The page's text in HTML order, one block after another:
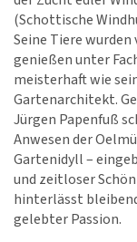
(Schottische
Seine Tiere
genießen unter
meisterhaft wie
Gartenarchitekt.
Jürgen Papenfuß
Anwesen der
Gartenidyll –
und zeitloser
hinterlässt
gelebter Passion.